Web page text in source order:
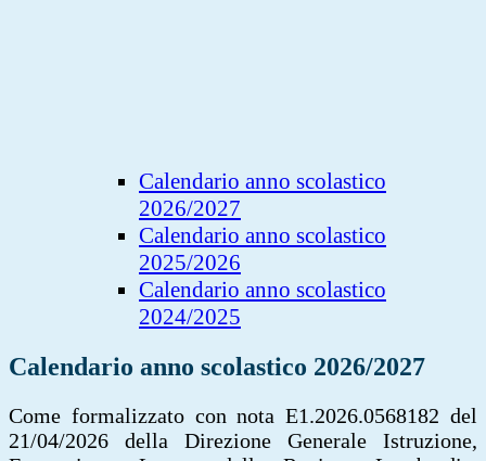
Calendario anno scolastico
2026/2027
Calendario anno scolastico
2025/2026
Calendario anno scolastico
2024/2025
Calendario anno scolastico 2026/2027
Come formalizzato con nota E1.2026.0568182 del
21/04/2026 della Direzione Generale Istruzione,